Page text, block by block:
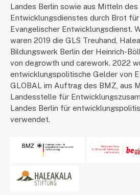
Landes Berlin sowie aus Mitteln des
Entwicklungsdienstes durch Brot für
Evangelischer Entwicklungsdienst.
waren 2019 die GLS Treuhand,
Bildungswerk Berlin der Heinrich-
von degrowth und carework. 2022
entwicklungspolitische Gelder von
GLOBAL im Auftrag des BMZ, aus
Landesstelle für
Landes Berlin für
verwendet.